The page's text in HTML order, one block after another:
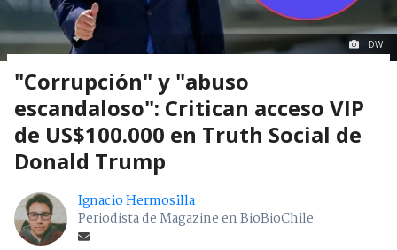
DW
"Corrupción" y "abuso
escandaloso": Critican acceso VIP
de US$100.000 en Truth Social de
Donald Trump
Ignacio Hermosilla
Periodista de Magazine en BioBioChile